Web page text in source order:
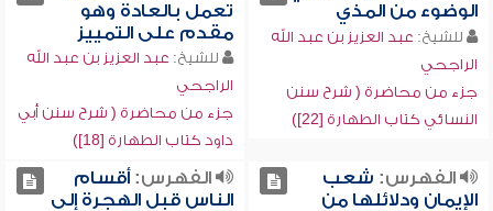
الوضوء من المذي
للشيخ: عبد العزيز بن عبد الله
الراجحي
جزء من محاضرة ( شرح سنن
النسائي كتاب الطهارة [22])
تعمل بالعادة وهو
مقدم على التمييز
للشيخ: عبد العزيز بن عبد الله
الراجحي
جزء من محاضرة ( شرح سنن أبي
داود كتاب الطهارة [18])
الفهرس: شعب
الإيمان ودلائلها من
الفهرس:أقسام
الناس قبل الهجرة إلى